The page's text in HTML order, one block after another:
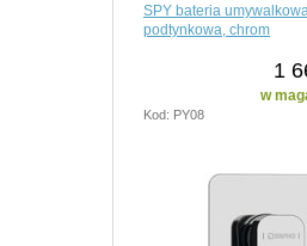
SPY bateria
podtynkowa, chrom
1
w
Kod: PY08